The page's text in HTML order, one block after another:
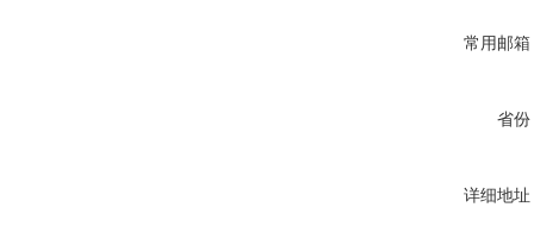
常用邮箱
省份
详细地址